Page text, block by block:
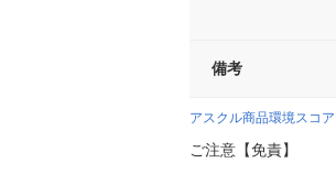
備考
アスクル商品環境スコ
ご注意【免責】